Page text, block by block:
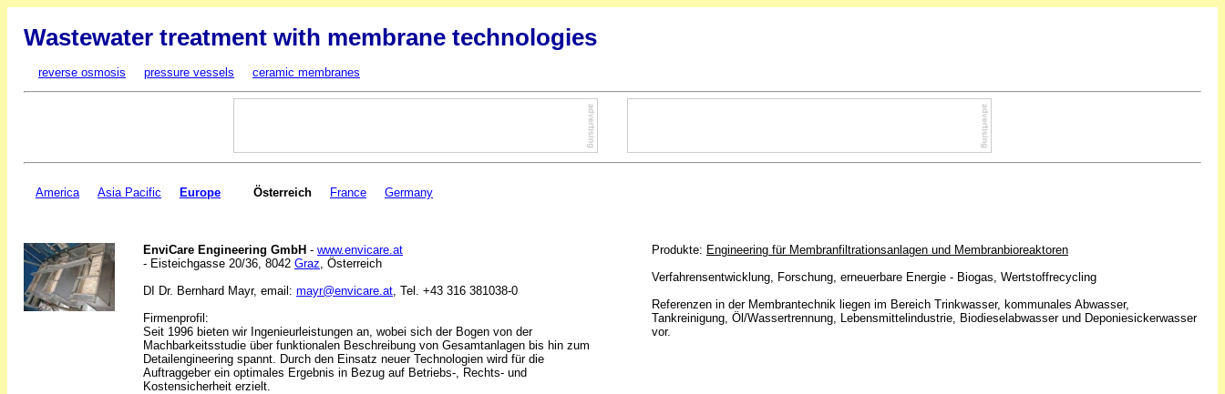
Wastewater treatment with membrane technologies
reverse osmosis pressure vessels ceramic membranes
America Asia Pacific Europe Österreich France Germany
EnviCare Engineering GmbH - www.envicare.at
- Eisteichgasse 20/36, 8042 Graz, Österreich
DI Dr. Bernhard Mayr, email: mayr@envicare.at, Tel. +43 316 381038-0
Firmenprofil:
Seit 1996 bieten wir Ingenieurleistungen an, wobei sich der Bogen von der
Machbarkeitsstudie über funktionalen Beschreibung von Gesamtanlagen bis hin zum
Detailengineering spannt. Durch den Einsatz neuer Technologien wird für die
Auftraggeber ein optimales Ergebnis in Bezug auf Betriebs-, Rechts- und
Kostensicherheit erzielt.
Produkte: Engineering für Membranfiltrationsanlagen und Membranbioreaktoren
Verfahrensentwicklung, Forschung, erneuerbare Energie - Biogas, Wertstoffrecycling
Referenzen in der Membrantechnik liegen im Bereich Trinkwasser, kommunales Abwasser,
Tankreinigung, Öl/Wassertrennung, Lebensmittelindustrie, Biodieselabwasser und Deponiesickerwasser
vor.